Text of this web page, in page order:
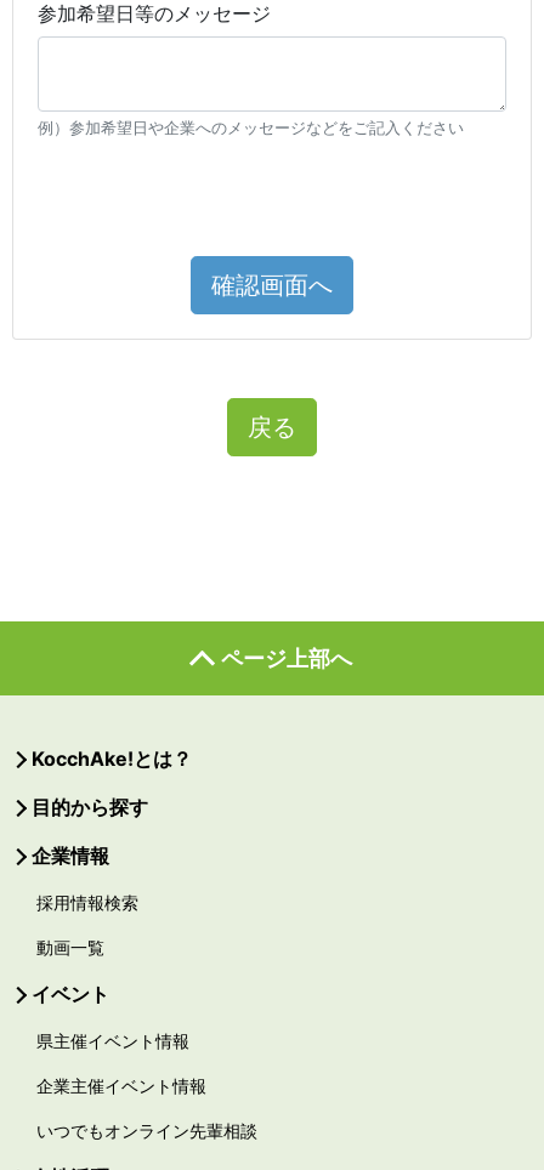
参加希望日等のメッセージ
例）参加希望日や企業へのメッセージなどをご記入ください
確認画面へ
戻る
ページ上部へ
KocchAke!とは？
目的から探す
企業情報
採用情報検索
動画一覧
イベント
県主催イベント情報
企業主催イベント情報
いつでもオンライン先輩相談